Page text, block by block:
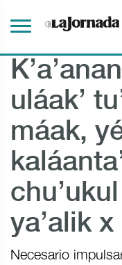
uláak’
máak,
ya’alik
Necesario